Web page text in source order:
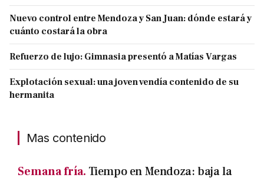
Nuevo control entre Mendoza y San Juan: dónde estará y
cuánto costará la obra
Refuerzo de lujo: Gimnasia presentó a Matías Vargas
Explotación sexual: una joven vendía contenido de su
hermanita
Mas contenido
Semana fría. Tiempo en Mendoza: baja la